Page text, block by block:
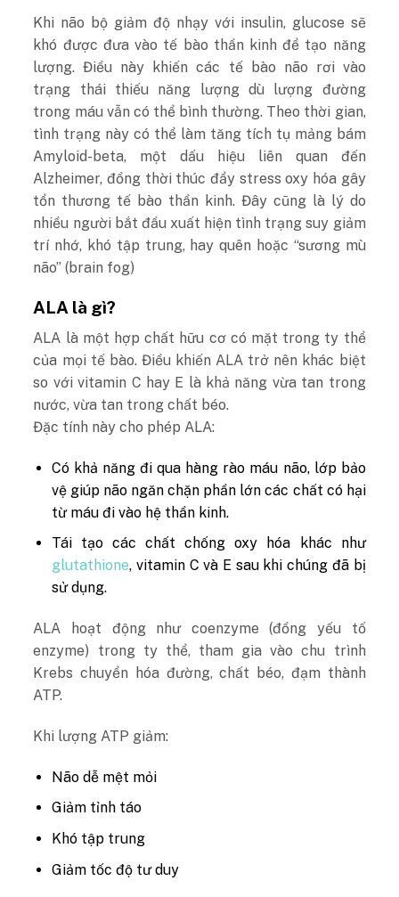
Khi não bộ giảm độ nhạy với insulin, glucose sẽ
khó được đưa vào tế bào thần kinh để tạo năng
lượng. Điều này khiến các tế bào não rơi vào
trạng thái thiếu năng lượng dù lượng đường
trong máu vẫn có thể bình thường. Theo thời gian,
tình trạng này có thể làm tăng tích tụ mảng bám
Amyloid-beta, một dấu hiệu liên quan đến
Alzheimer, đồng thời thúc đẩy stress oxy hóa gây
tổn thương tế bào thần kinh. Đây cũng là lý do
nhiều người bắt đầu xuất hiện tình trạng suy giảm
trí nhớ, khó tập trung, hay quên hoặc “sương mù
não” (brain fog)
ALA là gì?
ALA là một hợp chất hữu cơ có mặt trong ty thể
của mọi tế bào. Điều khiến ALA trở nên khác biệt
so với vitamin C hay E là khả năng vừa tan trong
nước, vừa tan trong chất béo.
Đặc tính này cho phép ALA:
Có khả năng đi qua hàng rào máu não, lớp bảo
vệ giúp não ngăn chặn phần lớn các chất có hại
từ máu đi vào hệ thần kinh.
Tái tạo các chất chống oxy hóa khác như
glutathione, vitamin C và E sau khi chúng đã bị
sử dụng.
ALA hoạt động như coenzyme (đồng yếu tố
enzyme) trong ty thể, tham gia vào chu trình
Krebs chuyển hóa đường, chất béo, đạm thành
ATP.
Khi lượng ATP giảm:
Não dễ mệt mỏi
Giảm tỉnh táo
Khó tập trung
Giảm tốc độ tư duy